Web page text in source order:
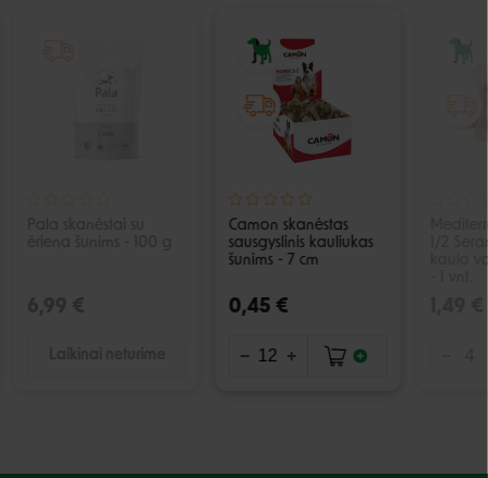
Camon skanėstas
sausgyslinis kauliukas
šunims - 7 cm
0,45 €
1/2